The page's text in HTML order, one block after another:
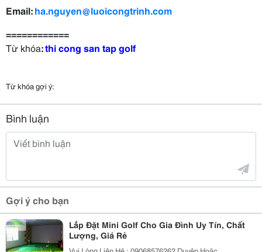
Email:ha.nguyen@luoicongtrinh.com
============
Từ khóa:thi cong san tap golf
Từ khóa gợi ý:
Bình luận
Gợi ý cho bạn
Lắp Đặt Mini Golf Cho Gia Đình Uy Tín, Chất
Lượng, Giá Rẻ